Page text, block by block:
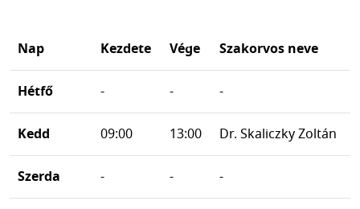
Nap Kezdete Vége Szakorvos neve
Hétfő - - -
Kedd 09:00 13:00 Dr. Skaliczky Zoltán
Szerda - - -